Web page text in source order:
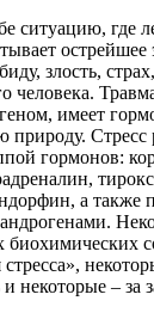
ситуацию, где
острейшее
злость,
человека.
имеет
Стресс
гормонов:
а
биохимических
некоторые – за